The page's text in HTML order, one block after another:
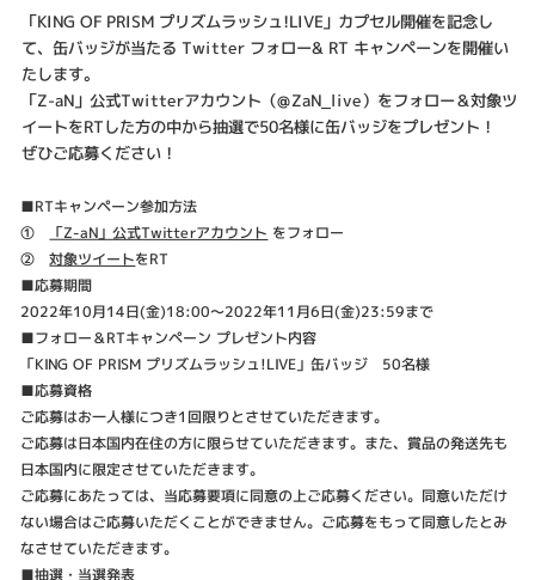
「KING OF PRISM プリズムラッシュ!LIVE」カプセル開催を記念し
て、缶バッジが当たる Twitter フォロー& RT キャンペーンを開催い
たします。
「Z-aN」公式Twitterアカウント（@ZaN_live）をフォロー＆対象ツ
イートをRTした方の中から抽選で50名様に缶バッジをプレゼント！
ぜひご応募ください！
■RTキャンペーン参加方法
① 「Z-aN」公式Twitterアカウント をフォロー
②対象ツイートをRT
■応募期間
2022年10月14日(金)18:00～2022年11月6日(金)23:59まで
■フォロー＆RTキャンペーン プレゼント内容
「KING OF PRISM プリズムラッシュ!LIVE」缶バッジ 50名様
■応募資格
ご応募はお一人様につき1回限りとさせていただきます。
ご応募は日本国内在住の方に限らせていただきます。また、賞品の発送先も
日本国内に限定させていただきます。
ご応募にあたっては、当応募要項に同意の上ご応募ください。同意いただけ
ない場合はご応募いただくことができません。ご応募をもって同意したとみ
なさせていただきます。
■抽選・当選発表